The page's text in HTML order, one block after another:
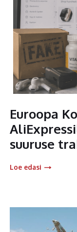
Euroopa
suuruse
Loe edasi